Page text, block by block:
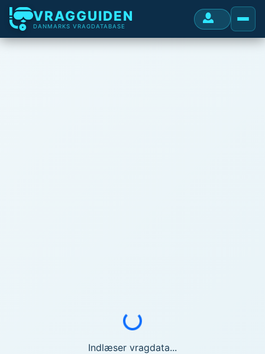
VRAGGUIDEN
DANMARKS VRAGDATABASE
Indlæser...
Indlæser vragdata...